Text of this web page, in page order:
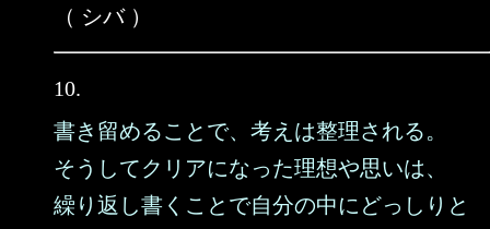
（ シバ ）
10.
書き留めることで、考えは整理される。
そうしてクリアになった理想や思いは、
繰り返し書くことで自分の中にどっしりと